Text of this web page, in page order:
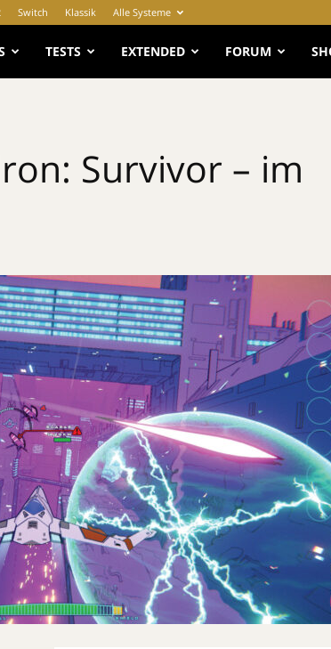
Switch Klassik Alle Systeme
TESTS EXTENDED FORUM
Survivor – im